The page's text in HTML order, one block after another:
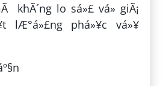
khÃ´ng lo sá»£ vá» giÃ¡
lÆ°á»£ng phá»¥c vá»¥